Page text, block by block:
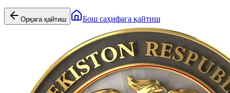
Орқага қайтиш Бош саҳифага қайтиш